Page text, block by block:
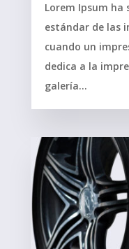
Lorem Ipsum ha
estándar de las
cuando un
dedica a la
galería...